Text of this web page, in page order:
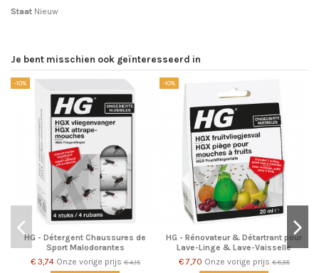
Staat Nieuw
Je bent misschien ook geïnteresseerd in
-10%
HG - Détergent Chaussures de
Sport Malodorantes
€ 3,74 Onze vorige prijs€ 4,15
-10%
HG - Rénovateur & Détartrant pour
Lave-Linge & Lave-Vaisselle
€ 7,70 Onze vorige prijs€ 8,55